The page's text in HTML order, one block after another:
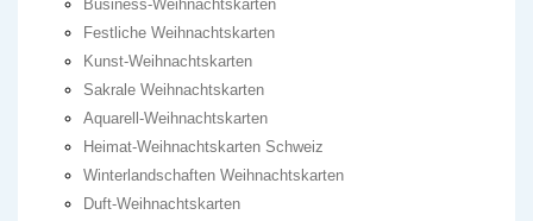
Business-Weihnachtskarten
Festliche Weihnachtskarten
Kunst-Weihnachtskarten
Sakrale Weihnachtskarten
Aquarell-Weihnachtskarten
Heimat-Weihnachtskarten Schweiz
Winterlandschaften Weihnachtskarten
Duft-Weihnachtskarten